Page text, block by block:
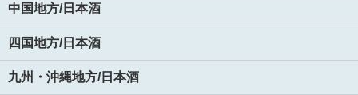
中国地方/日本酒
四国地方/日本酒
九州・沖縄地方/日本酒